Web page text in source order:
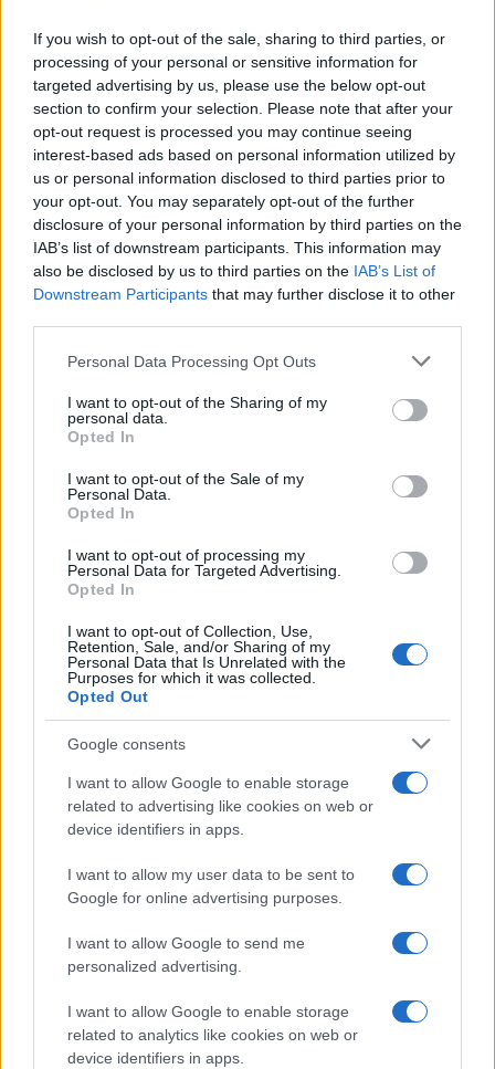
If you wish to opt-out of the sale, sharing to third parties, or
processing of your personal or sensitive information for
targeted advertising by us, please use the below opt-out
section to confirm your selection. Please note that after your
opt-out request is processed you may continue seeing
interest-based ads based on personal information utilized by
us or personal information disclosed to third parties prior to
your opt-out. You may separately opt-out of the further
disclosure of your personal information by third parties on the
IAB’s list of downstream participants. This information may
also be disclosed by us to third parties on the IAB’s List of
Downstream Participants that may further disclose it to other
Please note that this website/app uses one or more Google
not limited to your visit or usage behaviour. You may click to
grant or deny consent to Google and its third-party tags to
use your data for below specified purposes in below Google
consent section.
Personal Data Processing Opt Outs
I want to opt-out of the Sharing of my
personal data.
Opted In
I want to opt-out of the Sale of my
Personal Data.
Opted In
I want to opt-out of processing my
Personal Data for Targeted Advertising.
Opted In
I want to opt-out of Collection, Use,
Retention, Sale, and/or Sharing of my
Personal Data that Is Unrelated with the
Purposes for which it was collected.
Opted Out
Google consents
I want to allow Google to enable storage
related to advertising like cookies on web or
device identifiers in apps.
I want to allow my user data to be sent to
Google for online advertising purposes.
I want to allow Google to send me
personalized advertising.
I want to allow Google to enable storage
related to analytics like cookies on web or
device identifiers in apps.
preferencias de tu mascota y ajusta la rotación
según sus gustos.
AUTOR
Staff
Sigue leyendo